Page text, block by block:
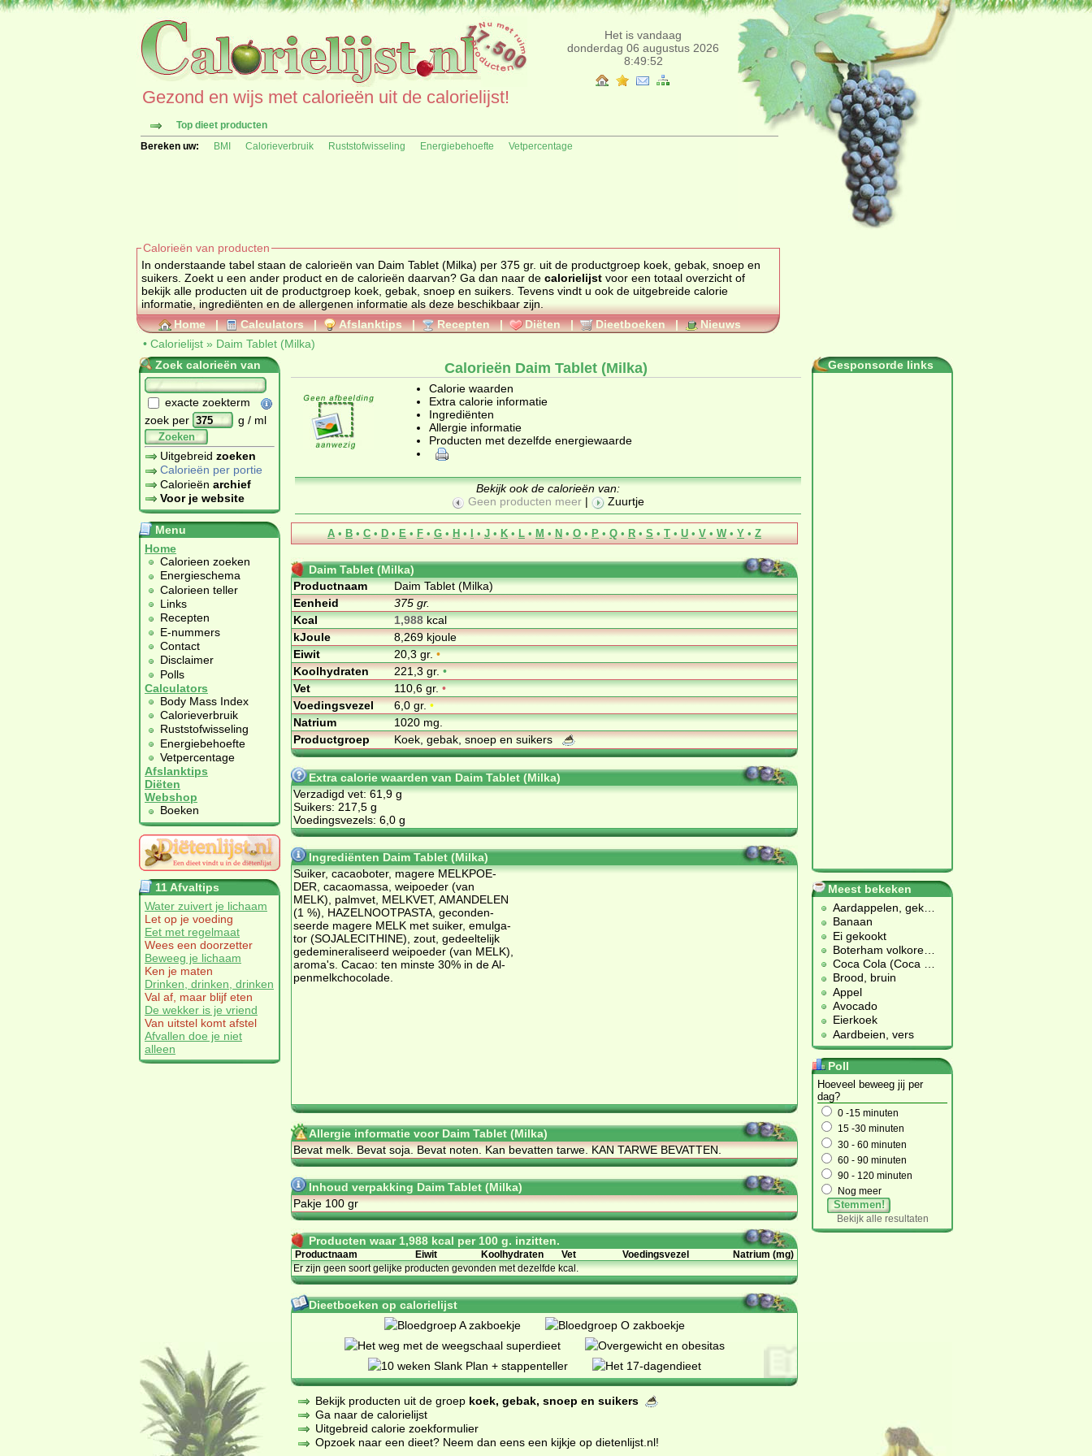
Het is vandaag
donderdag 06 augustus 2026
8:49:52
Gezond en wijs met calorieën uit de calorielijst!
Top dieet producten
Bereken uw:
BMI Calorieverbruik Ruststofwisseling Energiebehoefte Vetpercentage
Calorieën van producten
In onderstaande tabel staan de calorieën van Daim Tablet (Milka) per 375 gr. uit de productgroep koek, gebak, snoep en
suikers. Zoekt u een ander product en de calorieën daarvan? Ga dan naar de calorielijst voor een totaal overzicht of
bekijk alle producten uit de productgroep koek, gebak, snoep en suikers
informatie, ingrediënten en de allergenen informatie als deze beschikbaar zijn.
Home | Calculators | Afslanktips | Recepten | Diëten | Dieetboeken |
Nieuws
• Calorielijst » Daim Tablet (Milka)
Zoek calorieën van
exacte zoekterm
zoek per
g / ml
Zoeken
Uitgebreid zoeken
Calorieën per portie
Calorieën archief
Voor je website
Menu
Home
Calorieen zoeken
Energieschema
Calorieen teller
Links
Recepten
E-nummers
Contact
Disclaimer
Polls
Calculators
Body Mass Index
Calorieverbruik
Ruststofwisseling
Energiebehoefte
Vetpercentage
Afslanktips
Diëten
Webshop
Boeken
11 Afvaltips
Water zuivert je lichaam
Let op je voeding
Eet met regelmaat
Wees een doorzetter
Beweeg je lichaam
Ken je maten
Drinken, drinken, drinken
Val af, maar blijf eten
De wekker is je vriend
Van uitstel komt afstel
Afvallen doe je niet
alleen
Calorieën Daim Tablet (Milka)
Calorie waarden
Extra calorie informatie
Ingrediënten
Allergie informatie
Producten met dezelfde energiewaarde
Bekijk ook de calorieën van:
Geen producten meer | Zuurtje
A • B • C • D • E • F • G • H • I • J • K • L • M • N • O • P • Q • R • S • T • U • V • W • Y • Z
Daim Tablet (Milka)
Productnaam
Daim Tablet (Milka)
Eenheid
375 gr.
Kcal
1,988kcal
kJoule
8,269 kjoule
Eiwit
20,3 gr.•
Koolhydraten
221,3 gr.•
Vet
110,6 gr.•
Voedingsvezel
6,0 gr.•
Natrium
1020 mg.
Productgroep
Koek, gebak, snoep en suikers
Extra calorie waarden van Daim Tablet (Milka)
Verzadigd vet: 61,9 g
Suikers: 217,5 g
Voedingsvezels: 6,0 g
Ingrediënten Daim Tablet (Milka)
Sui­ker, ca­cao­bo­ter, ma­ge­re MELK­POE­
DER, ca­cao­mas­sa, wei­poe­der (van
MELK), palm­vet, MELK­VET, AMAN­DE­LEN
(1 %), HA­ZEL­NOOT­PASTA, ge­con­den­
seer­de ma­ge­re MELK met sui­ker, emul­ga­
tor (SO­JA­LECITHI­NE), zout, ge­deel­te­lijk
ge­de­mi­ne­ra­li­seerd wei­poe­der (van MELK),
aro­ma's. Ca­cao: ten min­ste 30% in de Al­
pen­melkcho­co­la­de.
Allergie informatie voor Daim Tablet (Milka)
Be­vat melk. Be­vat so­ja. Be­vat no­ten. Kan be­vat­ten tar­we. KAN TAR­WE BE­VAT­TEN.
Inhoud verpakking Daim Tablet (Milka)
Pakje 100 gr
Producten waar 1,988 kcal per 100 g. inzitten.
Productnaam Eiwit Koolhydraten Vet Voedingsvezel
Natrium (mg)
Er zijn geen soort gelijke producten gevonden met dezelfde kcal.
Dieetboeken op calorielijst
Bekijk producten uit de groep koek, gebak, snoep en suikers
Ga naar de calorielijst
Uitgebreid calorie zoekformulier
Opzoek naar een dieet? Neem dan eens een kijkje op dietenlijst.nl!
Gesponsorde links
Meest bekeken
Aardappelen, gek
Banaan
Ei gekookt
Boterham volkore
Coca Cola (Coca
Brood, bruin
Appel
Avocado
Eierkoek
Aardbeien, vers
Poll
Hoeveel beweeg jij per
dag?
0 -15 minuten
15 -30 minuten
30 - 60 minuten
60 - 90 minuten
90 - 120 minuten
Nog meer
Stemmen!
Bekijk alle resultaten